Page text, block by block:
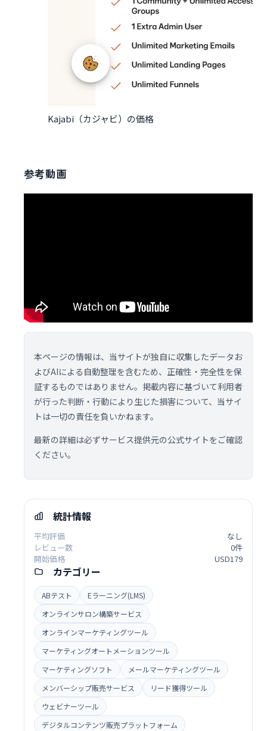
Kajabi（カジャビ）の価格
参考動画
本ページの情報は、当サイトが独自に収集したデータお
よびAIによる自動整理を含むため、正確性・完全性を保
証するものではありません。掲載内容に基づいて利用者
が行った判断・行動により生じた損害について、当サイ
トは一切の責任を負いかねます。
最新の詳細は必ずサービス提供元の公式サイトをご確認
ください。
統計情報
平均評価
なし
レビュー数
0件
開始価格
USD179
カテゴリー
ABテスト
Eラーニング(LMS)
オンラインサロン構築サービス
オンラインマーケティングツール
マーケティングオートメーションツール
マーケティングソフト
メールマーケティングツール
メンバーシップ販売サービス
リード獲得ツール
ウェビナーツール
デジタルコンテンツ販売プラットフォーム